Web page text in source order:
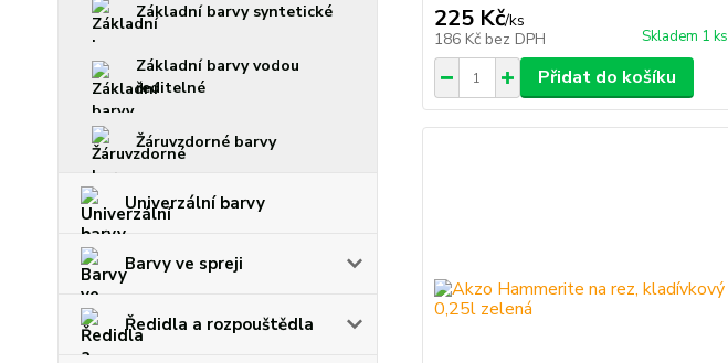
Základní barvy syntetické
Základní barvy vodou
ředitelné
Žáruvzdorné barvy
Univerzální barvy
Barvy ve spreji
Ředidla a rozpouštědla
225 Kč/ks
186 Kč bez DPH Skladem 1 ks
Přidat do košíku